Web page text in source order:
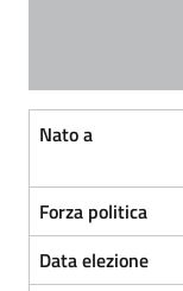
Nato a
Forza politica
Data elezione